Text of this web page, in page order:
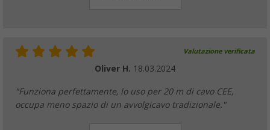
Valutazione verificata
Oliver H. 18.03.2024
"Funziona perfettamente, lo uso per 20 m di cavo CEE,
occupa meno spazio di un avvolgicavo tradizionale."